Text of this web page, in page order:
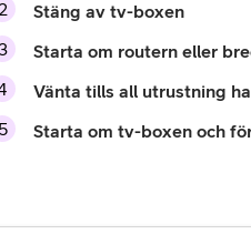
Surfplattor
Surfplattor
Stäng av tv-boxen
Starta om routern eller
Vänta tills all utrustning
Starta om tv-boxen och